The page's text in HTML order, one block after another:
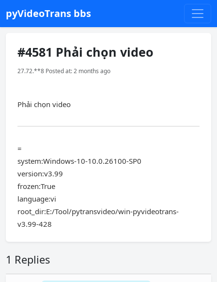
pyVideoTrans bbs
#4581 Phải chọn video
27.72.**8 Posted at: 2 months ago
Phải chọn video
=
system:Windows-10-10.0.26100-SP0
version:v3.99
frozen:True
language:vi
root_dir:E:/Tool/pytransvideo/win-pyvideotrans-
v3.99-428
1 Replies